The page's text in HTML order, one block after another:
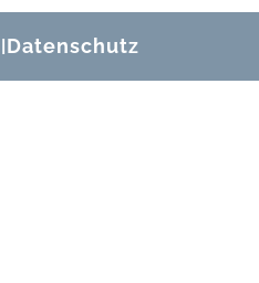
|Datenschutz